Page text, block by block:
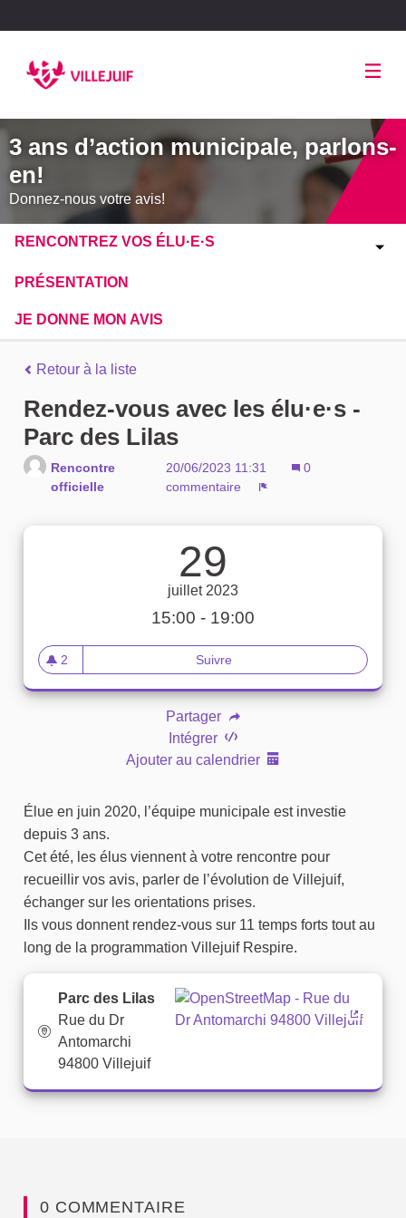
3 ans d’action municipale, parlons-
en!
Donnez-nous votre avis!
RENCONTREZ VOS ÉLU·E·S
PRÉSENTATION
JE DONNE MON AVIS
Retour à la liste
Rendez-vous avec les élu·e·s -
Parc des Lilas
Rencontre
officielle
20/06/2023 11:31
0
commentaire
29
juillet 2023
15:00 - 19:00
2
2 abonnés
Suivre Rendez-vous avec les
Partager
Intégrer
Ajouter au calendrier
Élue en juin 2020, l’équipe municipale est investie
depuis 3 ans.
Cet été, les élus viennent à votre rencontre pour
recueillir vos avis, parler de l’évolution de Villejuif,
échanger sur les orientations prises.
Ils vous donnent rendez-vous sur 11 temps forts tout au
long de la programmation Villejuif Respire.
Parc des Lilas
Rue du Dr
Antomarchi
94800 Villejuif
(Lien
0 COMMENTAIRE